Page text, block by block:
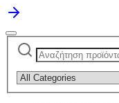
Αναζήτηση
για: